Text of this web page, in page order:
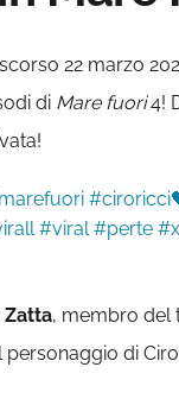
22 marzo
di Mare fuori4!
#viral #perte
Zatta, membro del
personaggio di